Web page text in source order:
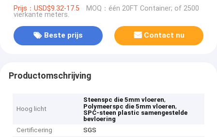
van het Steenpolymeer
Prijs：USD$9.32-17.5 MOQ：één 20FT Container; of 2500
vierkante meters.
Beste prijs Contact nu
Productomschrijving
Hoog licht
Steenspc die 5mm vloeren,
Polymeerspc die 5mm vloeren,
SPC-steen plastic samengestelde
bevloering
Certificering
SGS